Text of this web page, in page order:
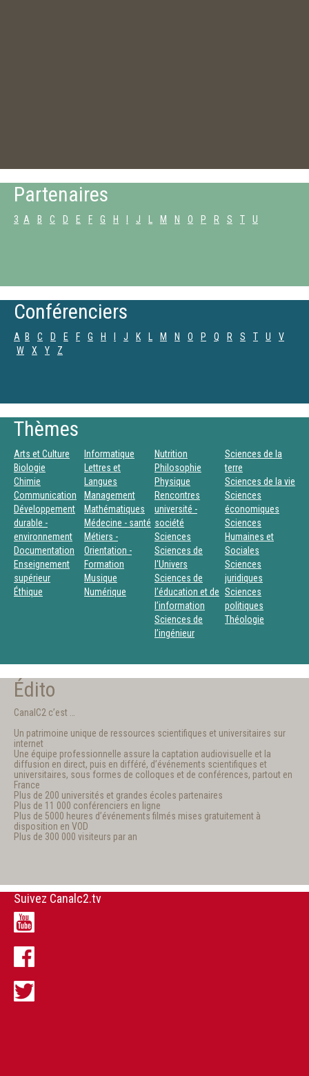
Partenaires
3 A B C D E F G H J M N O P R S T U
Conférenciers
A B C D E F G H J K M N O P Q R S T U
V
W
X Y Z
Thèmes
Arts et Culture
Biologie
Chimie
Communication
Développement
durable -
environnement
Documentation
Enseignement
supérieur
Éthique
Informatique
Lettres et
Langues
Management
Mathématiques
Médecine - santé
Métiers -
Orientation -
Formation
Musique
Numérique
Nutrition
Philosophie
Physique
Rencontres
université -
société
Sciences
Sciences de
l'Univers
Sciences de
l’éducation et de
l’information
Sciences de
l’ingénieur
Sciences de la
terre
Sciences de la vie
Sciences
économiques
Sciences
Humaines et
Sociales
Sciences
juridiques
Sciences
politiques
Théologie
Édito
CanalC2 c’est …
Un patrimoine unique de ressources scientifiques et universitaires sur
internet
Une équipe professionnelle assure la captation audiovisuelle et la
diffusion en direct, puis en différé, d’événements scientifiques et
universitaires, sous formes de colloques et de conférences, partout en
France
Plus de 200 universités et grandes écoles partenaires
Plus de 11 000 conférenciers en ligne
Plus de 5000 heures d’événements filmés mises gratuitement à
disposition en VOD
Plus de 300 000 visiteurs par an
Suivez Canalc2.tv